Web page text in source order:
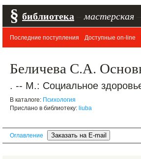
§ библиотека мастерская
Последние поступления Доступные on-line
Беличева С.А.
. -- М.: Социальное
В каталоге: Психология
Прислано в библиотеку: liuba
Оглавление